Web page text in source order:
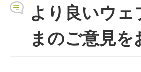
より良いウ
まのご意見